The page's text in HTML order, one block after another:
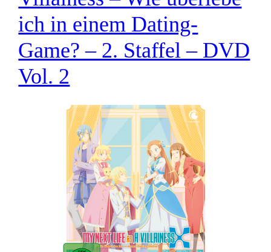
ich in einem Dating-
Game? – 2. Staffel – DVD
Vol. 2